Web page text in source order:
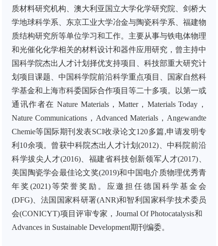
质材料研究机构、澳大利亚国立大学化学研究院、剑桥大
学地球科学系、东京工业大学冶金与陶瓷科学系、福建物
质结构研究所等单位学习和工作。主要从事与铁电体物理
和光催化化学相关的材料设计和器件应用研究，曾主持中
国科学院杰出人才计划择优支持项目、科技部重大研究计
划项目课题、中国科学院前沿科学重点项目、国家自然科
学基金和上海市科委国际合作项目等二十多项。以第一或
通讯作者在Nature Materials， Matter， Materials Today ，
Nature Communications ， Advanced Materials ， Angewandte
Chemie等国际期刊发表SCI收录论文120多篇,申请发明专
利 10余项。 曾获中科院杰出人才计划(2012) 、中科院前沿
科学拔尖人才(2016)、福建省科技创新领军人才(2017)
美国陶瓷学会最佳论文奖(2019)和中国电介质物理优秀青
年奖 (2021)等荣誉奖励。应邀担任德国科学基金会
(DFG) 、法国国家科研署(ANR)和智利国家科学技术委员
会(CONICYT)项目评审专家， Journal Of Photocatalysis和
Advances in Sustainable Development期刊编委。